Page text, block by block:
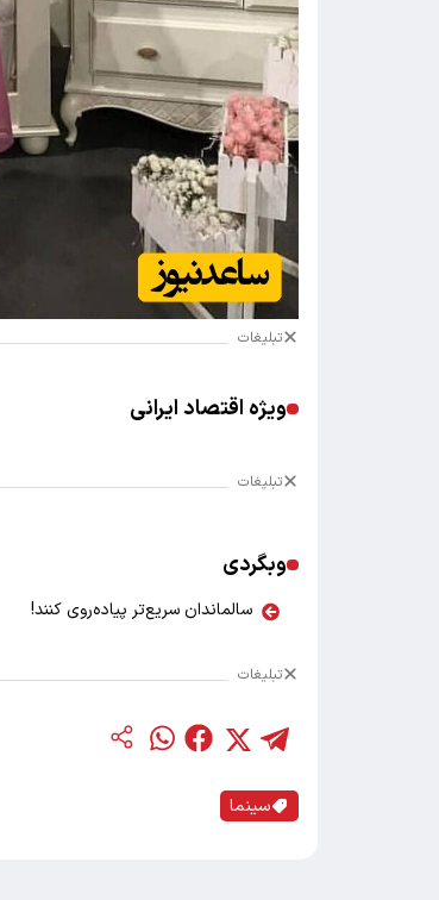
تبلیغات
ویژه اقتصاد ایرانی
تبلیغات
وبگردی
سالماندان سریع‌تر پیاده‌روی کنند!
تبلیغات
سینما